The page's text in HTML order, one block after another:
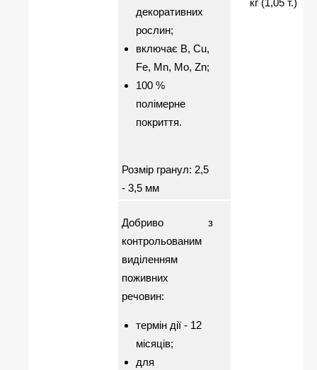
декоративних
рослин;
включає В, Сu,
Fe, Mn, Mo, Zn;
100 %
полімерне
покриття.
Розмір гранул: 2,5
- 3,5 мм
кг (1,05 т.)
Добриво з
контрольованим
виділенням
поживних
речовин:
термін дії - 12
місяців;
для